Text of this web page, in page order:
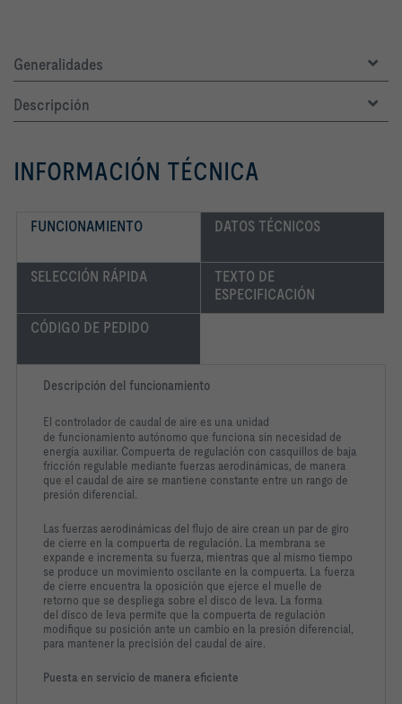
Generalidades
Descripción
INFORMACIÓN TÉCNICA
FUNCIONAMIENTO DATOS TÉCNICOS
SELECCIÓN RÁPIDA
TEXTO DE
ESPECIFICACIÓN
CÓDIGO DE PEDIDO
Descripción del funcionamiento
El controlador de caudal de aire es una unidad
de funcionamiento autónomo que funciona sin necesidad de
energía auxiliar. Compuerta de regulación con casquillos de baja
fricción regulable mediante fuerzas aerodinámicas, de manera
que el caudal de aire se mantiene constante entre un rango de
presión diferencial.
Las fuerzas aerodinámicas del flujo de aire crean un par de giro
de cierre en la compuerta de regulación. La membrana se
expande e incrementa su fuerza, mientras que al mismo tiempo
se produce un movimiento oscilante en la compuerta. La fuerza
de cierre encuentra la oposición que ejerce el muelle de
retorno que se despliega sobre el disco de leva. La forma
del disco de leva permite que la compuerta de regulación
modifique su posición ante un cambio en la presión diferencial,
para mantener la precisión del caudal de aire.
Puesta en servicio de manera eficiente